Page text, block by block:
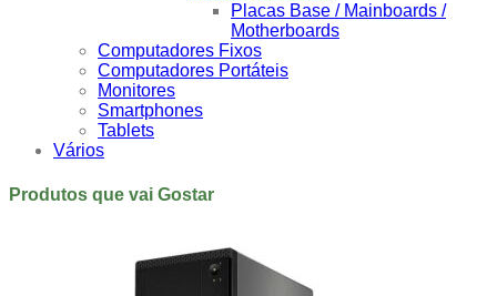
Placas Base / Mainboards /
Motherboards
Computadores Fixos
Computadores Portáteis
Monitores
Smartphones
Tablets
Vários
Produtos que vai Gostar